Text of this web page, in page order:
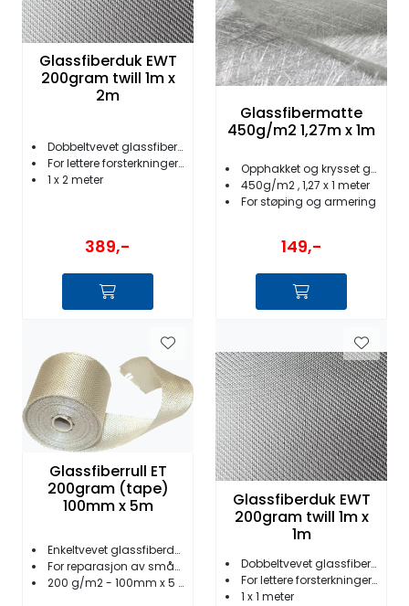
Glassfiberduk EWT
200gram twill 1m x
2m
Dobbeltvevet glassfiberduk 220g/m2
For lettere forsterkninger og rep.
1 x 2 meter
389,-
Glassfibermatte
450g/m2 1,27m x 1m
Opphakket og krysset glassfibermatte
450g/m2 , 1,27 x 1 meter
For støping og armering
149,-
Glassfiberrull ET
200gram (tape)
100mm x 5m
Enkeltvevet glassfiberduk
For reparasjon av småskader
200 g/m2 - 100mm x 5 meter
Glassfiberduk EWT
200gram twill 1m x
1m
Dobbeltvevet glassfiberduk 220g/m2
For lettere forsterkninger og rep.
1 x 1 meter